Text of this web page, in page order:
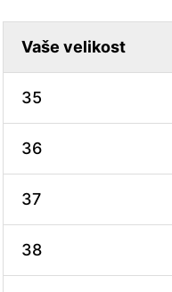
Vaše velikost
35
36
37
38